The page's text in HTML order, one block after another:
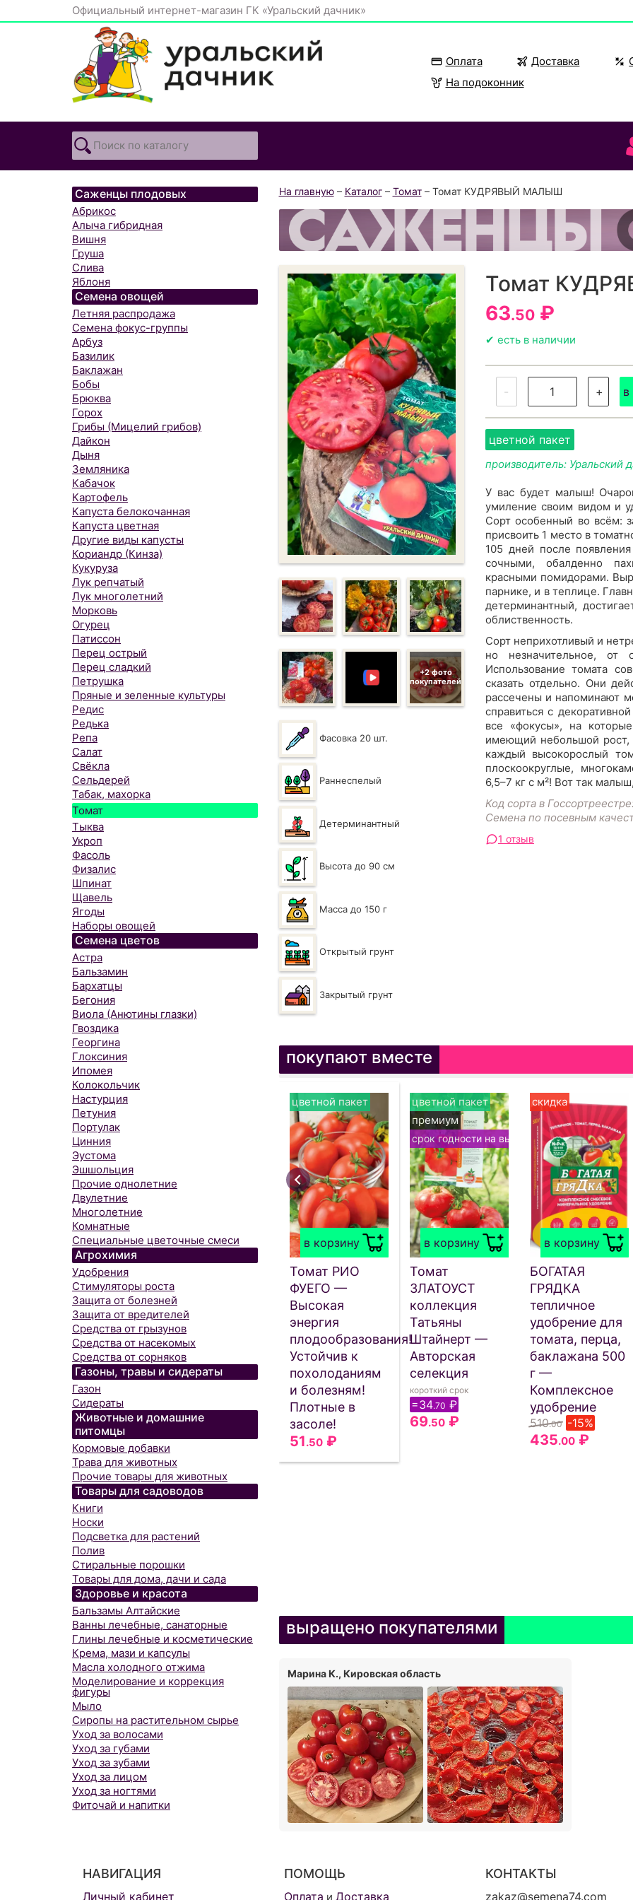
Официальный интернет-магазин ГК «Уральский дачник»
Оплата Доставка
На подоконник
Саженцы плодовых
Абрикос
Алыча гибридная
Вишня
Груша
Слива
Яблоня
Семена овощей
Летняя распродажа
Семена фокус-группы
Арбуз
Базилик
Баклажан
Бобы
Брюква
Горох
Грибы (Мицелий грибов)
Дайкон
Дыня
Земляника
Кабачок
Картофель
Капуста белокочанная
Капуста цветная
Другие виды капусты
Кориандр (Кинза)
Кукуруза
Лук репчатый
Лук многолетний
Морковь
Огурец
Патиссон
Перец острый
Перец сладкий
Петрушка
Пряные и зеленные культуры
Редис
Редька
Репа
Салат
Свёкла
Сельдерей
Табак, махорка
Томат
Тыква
Укроп
Фасоль
Физалис
Шпинат
Щавель
Ягоды
Наборы овощей
Семена цветов
Астра
Бальзамин
Бархатцы
Бегония
Виола (Анютины глазки)
Гвоздика
Георгина
Глоксиния
Ипомея
Колокольчик
Настурция
Петуния
Портулак
Цинния
Эустома
Эшшольция
Прочие однолетние
Двулетние
Многолетние
Комнатные
Специальные цветочные смеси
Агрохимия
Удобрения
Стимуляторы роста
Защита от болезней
Защита от вредителей
Средства от грызунов
Средства от насекомых
Средства от сорняков
Газоны, травы и сидераты
Газон
Сидераты
Животные и домашние
питомцы
Кормовые добавки
Трава для животных
Прочие товары для животных
Товары для садоводов
Книги
Носки
Подсветка для растений
Полив
Стиральные порошки
Товары для дома, дачи и сада
Здоровье и красота
Бальзамы Алтайские
Ванны лечебные, санаторные
Глины лечебные и косметические
Крема, мази и капсулы
Масла холодного отжима
Моделирование и коррекция
фигуры
Мыло
Сиропы на растительном сырье
Уход за волосами
Уход за губами
Уход за зубами
Уход за лицом
Уход за ногтями
Фиточай и напитки
На главную– Каталог– Томат– Томат КУДРЯВЫЙ МАЛЫШ
+2 фото
покупателей
Фасовка 20 шт.
Раннеспелый
Детерминантный
Высота до 90 см
Масса до 150 г
Открытый грунт
Закрытый грунт
Томат
63.50₽
✔ есть в наличии
- + в
цветной пакет
производитель: Уральский
У вас будет малыш!
умиление своим видом и
Сорт особенный во всём:
присвоить 1 место в
105 дней после
сочными, обалденно
красными помидорами.
парнике, и в теплице.
детерминантный,
облиственность.
Сорт неприхотливый и
но незначительное, от
Использование томата
сказать отдельно. Они
рассечены и напоминают
справиться с
все «фокусы», на
имеющий небольшой рост,
каждый высокорослый
плоскоокруглые,
6,5–7 кг с м²! Вот так
Код сорта в
Семена по посевным
1 отзыв
покупают вместе
в корзину
цветной пакет
Томат РИО
ФУЕГО —
Высокая
энергия
плодообразования!
Устойчив к
похолоданиям
и болезням!
Плотные в
засоле!
51.50₽
в корзину
цветной пакет
премиум
срок годности на выбор
Томат
ЗЛАТОУСТ
коллекция
Татьяны
Штайнерт —
Авторская
селекция
короткий срок
=34.70 ₽
69.50₽
в корзину
скидка
БОГАТАЯ
ГРЯДКА
тепличное
удобрение для
томата, перца,
баклажана 500
г —
Комплексное
удобрение
510.00 -15%
435.00₽
выращено покупателями
Марина К., Кировская область
НАВИГАЦИЯ
Личный кабинет
ПОМОЩЬ
Оплата и Доставка
КОНТАКТЫ
zakaz@semena74.com